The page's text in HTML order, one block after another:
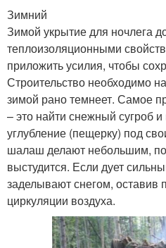
Зимний
Зимой укрытие для ночлега
теплоизоляционными
приложить усилия, чтобы
Строительство необходимо
зимой рано темнеет. Самое
– это найти снежный сугроб
углубление (пещерку) под
шалаш делают небольшим,
выстудится. Если дует
заделывают снегом, оставив
циркуляции воздуха.